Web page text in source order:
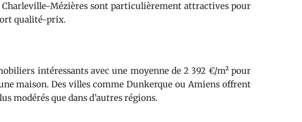
Charleville-Mézières sont particulièrement attractives pour
qualité-prix.
intéressants avec une moyenne de 2 392 €/m² pour
maison. Des villes comme Dunkerque ou Amiens offrent
modérés que dans d’autres régions.